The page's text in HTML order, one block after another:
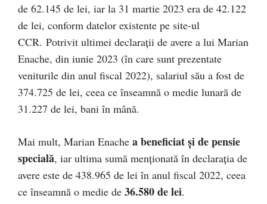
de 62.145 de lei, iar la 31 martie 2023 era de 42.122
de lei, conform datelor existente pe site-ul
CCR. Potrivit ultimei declarații de avere a lui Marian
Enache, din iunie 2023 (în care sunt prezentate
veniturile din anul fiscal 2022), salariul său a fost de
374.725 de lei, ceea ce înseamnă o medie lunară de
31.227 de lei, bani în mână.
Mai mult, Marian Enache a beneficiat și de pensie
specială, iar ultima sumă menționată în declarația de
avere este de 438.965 de lei în anul fiscal 2022, ceea
ce înseamnă o medie de 36.580 de lei.